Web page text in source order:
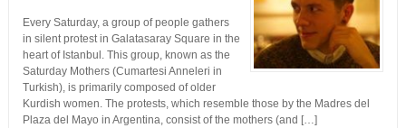
Every Saturday, a group of people gathers
in silent protest in Galatasaray Square in the
heart of Istanbul. This group, known as the
Saturday Mothers (Cumartesi Anneleri in
Turkish), is primarily composed of older
Kurdish women. The protests, which resemble those by the Madres del
Plaza del Mayo in Argentina, consist of the mothers (and […]